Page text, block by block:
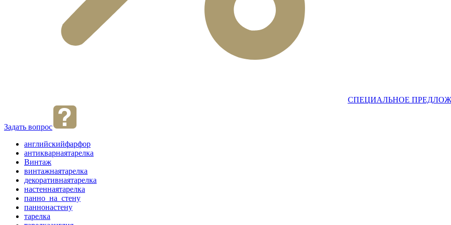
СПЕЦИАЛЬНОЕ
Задать вопрос
английскийфарфор
антикварнаятарелка
Винтаж
винтажнаятарелка
декоративнаятарелка
настеннаятарелка
панно_на_стену
паннонастену
тарелка